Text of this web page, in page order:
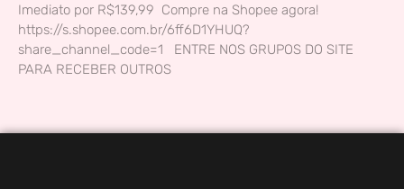
Imediato por R$139,99 Compre na Shopee agora!
https://s.shopee.com.br/6ff6D1YHUQ?
share_channel_code=1 ENTRE NOS GRUPOS DO SITE
PARA RECEBER OUTROS